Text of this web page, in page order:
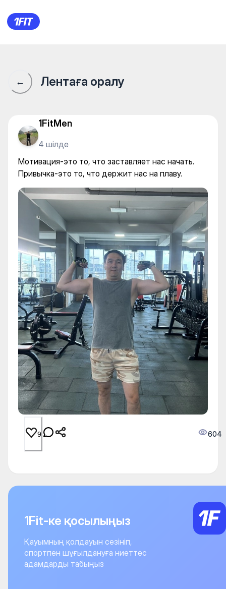
Мотивация-это то, что
← Лентаға оралу
1FitMen
4 шілде
Мотивация-это то, что заставляет нас начать.
Привычка-это то, что держит нас на плаву.
9 604
1Fit-ке қосылыңыз
Қауымның қолдауын сезініп,
спортпен шұғылдануға ниеттес
адамдарды табыңыз